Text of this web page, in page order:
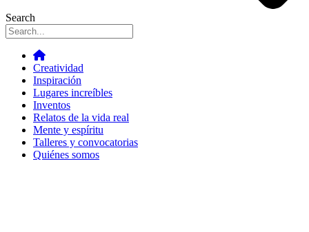
Search
Creatividad
Inspiración
Lugares increíbles
Inventos
Relatos de la vida real
Mente y espíritu
Talleres y convocatorias
Quiénes somos